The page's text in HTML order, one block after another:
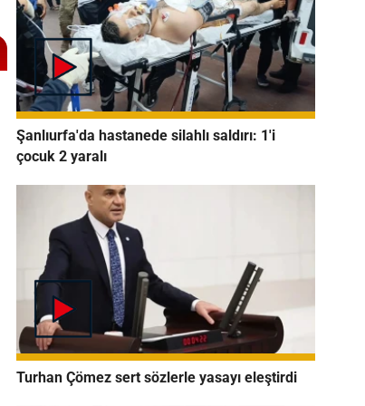
Şanlıurfa'da hastanede silahlı saldırı: 1'i
çocuk 2 yaralı
Turhan Çömez sert sözlerle yasayı eleştirdi